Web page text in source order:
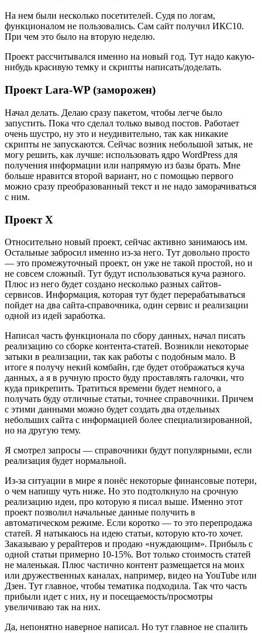
На нем были несколько посетителей. Судя по логам,
функционалом не пользовались. Сам сайт получил ИКС10.
При чем это было на вторую неделю.
Проект рассчитывался именно на новый год. Тут надо какую-
нибудь красивую темку и скрипты написать/доделать.
Проект Lara-WP (заморожен)
Начал делать. Делаю сразу пакетом, чтобы легче было
запустить. Пока что сделал только вывод постов. Работает
очень шустро, ну это и неудивительно, так как никакие
скрипты не запускаются. Сейчас возник небольшой затык, не
могу решить, как лучше: использовать ядро WordPress для
получения информации или напрямую из базы брать. Мне
больше нравится второй вариант, но с помощью первого
можно сразу преобразованный текст и не надо заморачиваться
с ним.
Проект X
Относительно новый проект, сейчас активно занимаюсь им.
Остальные забросил именно из-за него. Тут довольно просто
— это промежуточный проект, он уже не такой простой, но и
не совсем сложный. Тут будут использоваться куча разного.
Плюс из него будет создано несколько разных сайтов-
сервисов. Информация, которая тут будет перерабатываться
пойдет на два сайта-справочника, один сервис и реализации
одной из идей заработка.
Написал часть функционала по сбору данных, начал писать
реализацию со сборке контента-статей. Возникли некоторые
затыки в реализации, так как работы с подобным мало. В
итоге я получу некий комбайн, где будет отображаться куча
данных, а я в ручную просто буду проставлять галочки, что
куда прикрепить. Тратиться времени будет немного, а
получать буду отличные статьи, точнее справочники. Причем
с этими данными можно будет создать два отдельных
небольших сайта с информацией более специализированной,
но на другую тему.
Я смотрел запросы — справочники будут популярными, если
реализация будет нормальной.
Из-за ситуации в мире я понёс некоторые финансовые потери,
о чем напишу чуть ниже. Но это подтолкнуло на срочную
реализацию идеи, про которую я писал выше. Именно этот
проект позволил начальные данные получить в
автоматическом режиме. Если коротко — то это перепродажа
статей. Я натыкаюсь на идею статьи, которую кто-то хочет.
Заказываю у рерайтеров и продаю «нуждающим». Прибыль с
одной статьи примерно 10-15%. Вот только стоимость статей
не маленькая. Плюс частично контент размещается на моих
или дружественных каналах, например, видео на YouTube или
Дзен. Тут главное, чтобы тематика подходила. Так что часть
прибыли идет с них, ну и посещаемость/просмотры
увеличиваю так на них.
Да, непонятно наверное написал. Но тут главное не спалить